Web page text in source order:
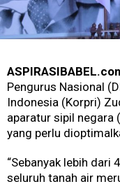
Pengurus Nasional
Indonesia (Korpri)
aparatur sipil negara
yang perlu
“Sebanyak lebih dari
seluruh tanah air